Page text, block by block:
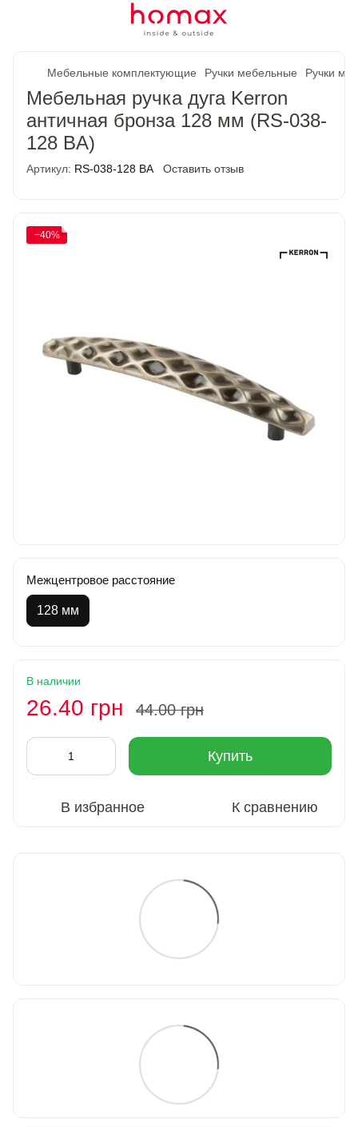
Мебельные комплектующие Ручки мебельные Ручки
Мебельная ручка дуга Kerron
античная бронза 128 мм (RS-038-
128 BA)
Артикул: RS-038-128 BA Оставить отзыв
−40%
Межцентровое расстояние
128 мм
В наличии
26.40 грн 44.00 грн
Купить
В избранное К сравнению